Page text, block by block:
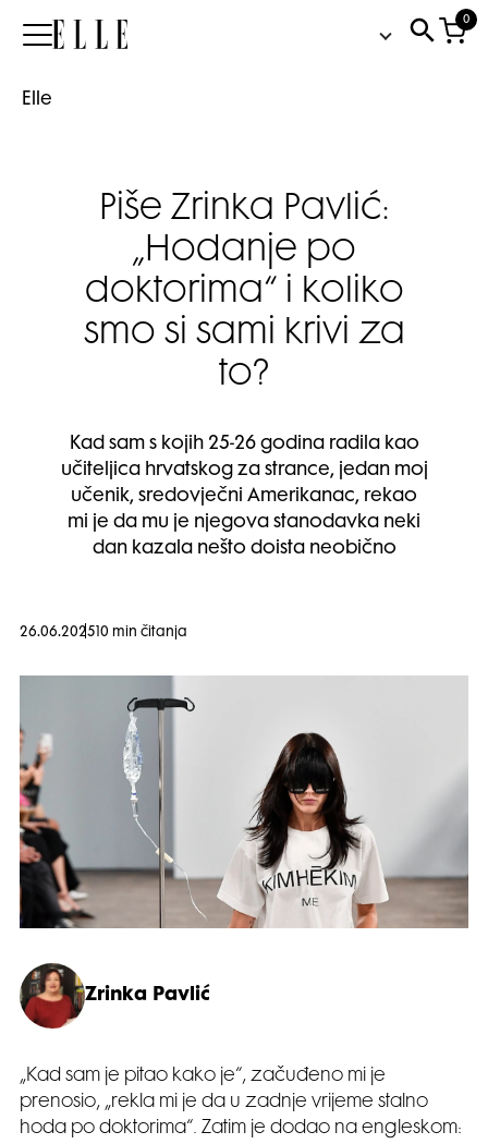
Elle
0
Elle
Piše Zrinka Pavlić:
„Hodanje po
doktorima“ i koliko
smo si sami krivi za
to?
Kad sam s kojih 25-26 godina radila kao
učiteljica hrvatskog za strance, jedan moj
učenik, sredovječni Amerikanac, rekao
mi je da mu je njegova stanodavka neki
dan kazala nešto doista neobično
26.06.2025 10 min čitanja
Zrinka Pavlić
„Kad sam je pitao kako je“, začuđeno mi je
prenosio, „rekla mi je da u zadnje vrijeme stalno
hoda po doktorima“. Zatim je dodao na engleskom: